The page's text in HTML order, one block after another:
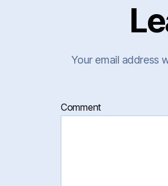
Your email address
Comment